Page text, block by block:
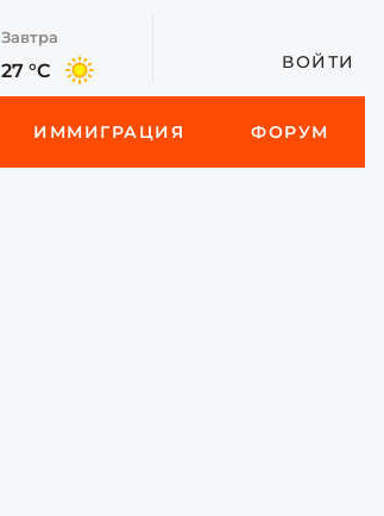
Завтра
27 °C ВОЙТИ
ИММИГРАЦИЯ ФОРУМ